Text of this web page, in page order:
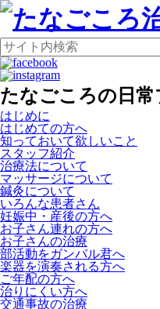
たなごころの日常
はじめに
はじめての方へ
知っておいて欲しいこと
スタッフ紹介
治療法について
マッサージについて
鍼灸について
いろんな患者さん
妊娠中・産後の方へ
お子さん連れの方へ
お子さんの治療
部活動をガンバル君へ
楽器を演奏される方へ
ご年配の方へ
治りにくい方へ
交通事故の治療